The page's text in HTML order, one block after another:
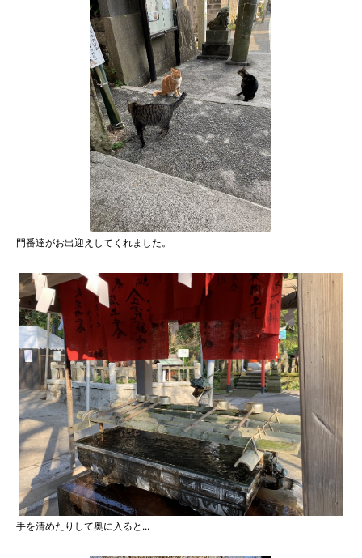
門番達がお出迎えしてくれました。
手を清めたりして奥に入ると...